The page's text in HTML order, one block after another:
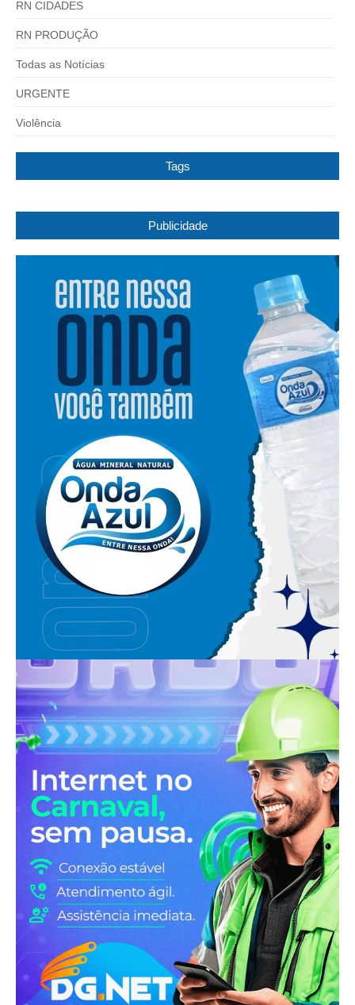
RN CIDADES
RN PRODUÇÃO
Todas as Notícias
URGENTE
Violência
Tags
Publicidade